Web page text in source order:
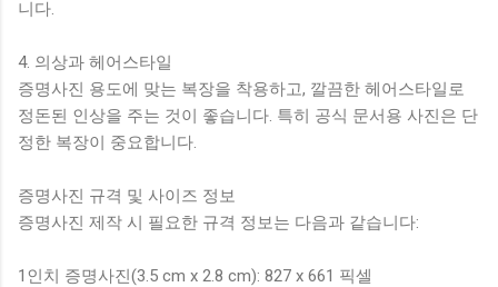
니다.
4. 의상과 헤어스타일
증명사진 용도에 맞는 복장을 착용하고, 깔끔한 헤어스타일로
정돈된 인상을 주는 것이 좋습니다. 특히 공식 문서용 사진은 단
정한 복장이 중요합니다.
증명사진 규격 및 사이즈 정보
증명사진 제작 시 필요한 규격 정보는 다음과 같습니다:
1인치 증명사진(3.5 cm x 2.8 cm): 827 x 661 픽셀